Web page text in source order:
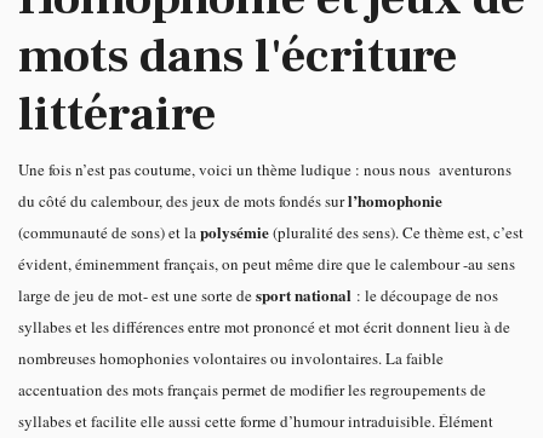
mots dans l'écriture
littéraire
Une fois n’est pas coutume, voici un thème ludique : nous nous aventurons
du côté du calembour, des jeux de mots fondés surl’homophonie
(communauté de sons) et lapolysémie(pluralité des sens). Ce thème est, c’est
évident, éminemment français, on peut même dire que le calembour -au sens
large de jeu de mot- est une sorte desport national : le découpage de nos
syllabes et les différences entre mot prononcé et mot écrit donnent lieu à de
nombreuses homophonies volontaires ou involontaires. La faible
accentuation des mots français permet de modifier les regroupements de
syllabes et facilite elle aussi cette forme d’humour intraduisible. Élément